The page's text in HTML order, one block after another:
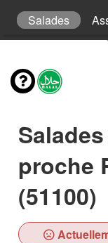
Salades
proche
(51100)